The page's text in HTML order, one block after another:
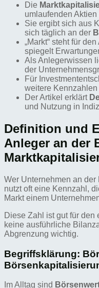
Die
umlaufenden
Sie ergibt sich aus
sich täglich an der
„Markt“ steht für
spiegelt
Als Anlegerwissen
der
Für
weitere
Der Artikel erklärt
und Nutzung in
Definition und
Anleger an der
Wer Unternehmen an der
nutzt oft eine Kennzahl,
Markt einem
Diese Zahl ist gut für den
keine ausführliche
Abgrenzung wichtig.
Begriffsklärung:
Im Alltag sind